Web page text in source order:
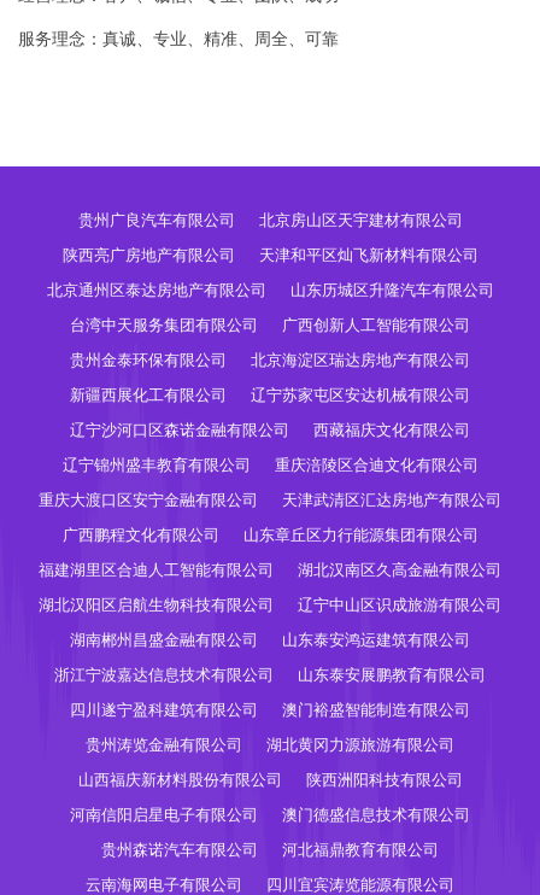
服务理念：真诚、专业、精准、周全、可靠
贵州广良汽车有限公司
北京房山区天宇建材有限公司
陕西亮广房地产有限公司
天津和平区灿飞新材料有限公司
北京通州区泰达房地产有限公司
山东历城区升隆汽车有限公司
台湾中天服务集团有限公司
广西创新人工智能有限公司
贵州金泰环保有限公司
北京海淀区瑞达房地产有限公司
新疆西展化工有限公司
辽宁苏家屯区安达机械有限公司
辽宁沙河口区森诺金融有限公司
西藏福庆文化有限公司
辽宁锦州盛丰教育有限公司
重庆涪陵区合迪文化有限公司
重庆大渡口区安宁金融有限公司
天津武清区汇达房地产有限公司
广西鹏程文化有限公司
山东章丘区力行能源集团有限公司
福建湖里区合迪人工智能有限公司
湖北汉南区久高金融有限公司
湖北汉阳区启航生物科技有限公司
辽宁中山区识成旅游有限公司
湖南郴州昌盛金融有限公司
山东泰安鸿运建筑有限公司
浙江宁波嘉达信息技术有限公司
山东泰安展鹏教育有限公司
四川遂宁盈科建筑有限公司
澳门裕盛智能制造有限公司
贵州涛览金融有限公司
湖北黄冈力源旅游有限公司
山西福庆新材料股份有限公司
陕西洲阳科技有限公司
河南信阳启星电子有限公司
澳门德盛信息技术有限公司
贵州森诺汽车有限公司
河北福鼎教育有限公司
云南海网电子有限公司
四川宜宾涛览能源有限公司